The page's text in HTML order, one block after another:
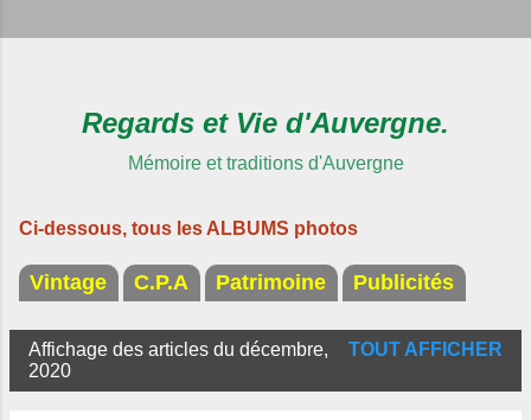
Regards et Vie d'Auvergne.
Mémoire et traditions d'Auvergne
Ci-dessous, tous les ALBUMS photos
Vintage C.P.A Patrimoine Publicités
A
r
Affichage des articles du décembre,
2020
TOUT AFFICHER